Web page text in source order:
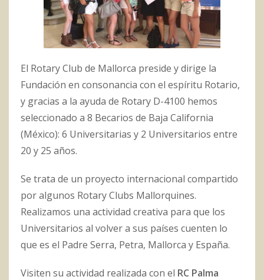
El Rotary Club de Mallorca preside y dirige la
Fundación en consonancia con el espíritu Rotario,
y gracias a la ayuda de Rotary D-4100 hemos
seleccionado a 8 Becarios de Baja California
(México): 6 Universitarias y 2 Universitarios entre
20 y 25 años.
Se trata de un proyecto internacional compartido
por algunos Rotary Clubs Mallorquines.
Realizamos una actividad creativa para que los
Universitarios al volver a sus países cuenten lo
que es el Padre Serra, Petra, Mallorca y España.
Visiten su actividad realizada con el RC Palma